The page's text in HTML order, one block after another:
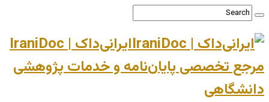
ایرانی‌داک | IraniDoc
مرجع تخصصی پایان‌نامه و خدمات پژوهشی
دانشگاهی